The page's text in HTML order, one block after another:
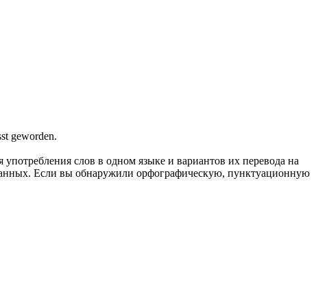
geworden.
слов в одном языке и вариантов их перевода на
Если вы обнаружили орфографическую, пунктуационную